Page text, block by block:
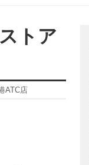
トア
ATC店